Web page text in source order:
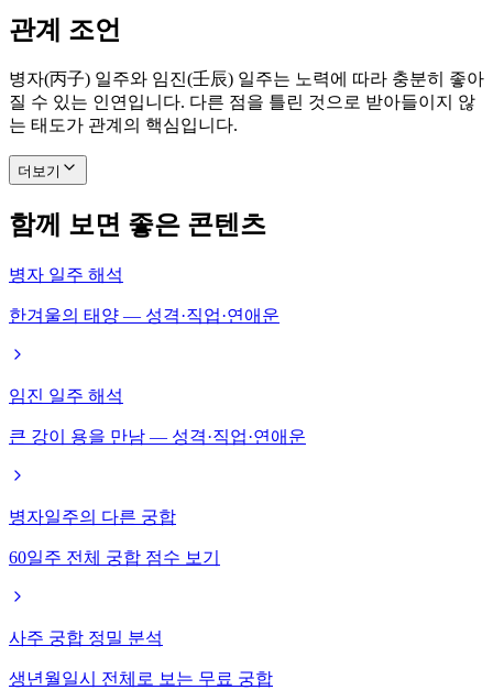
관계 조언
병자(丙子) 일주와 임진(壬辰) 일주는 노력에 따라 충분히 좋아
질 수 있는 인연입니다. 다른 점을 틀린 것으로 받아들이지 않
는 태도가 관계의 핵심입니다.
더보기
함께 보면 좋은 콘텐츠
병자 일주 해석
한겨울의 태양 — 성격·직업·연애운
임진 일주 해석
큰 강이 용을 만남 — 성격·직업·연애운
병자일주의 다른 궁합
60일주 전체 궁합 점수 보기
사주 궁합 정밀 분석
생년월일시 전체로 보는 무료 궁합